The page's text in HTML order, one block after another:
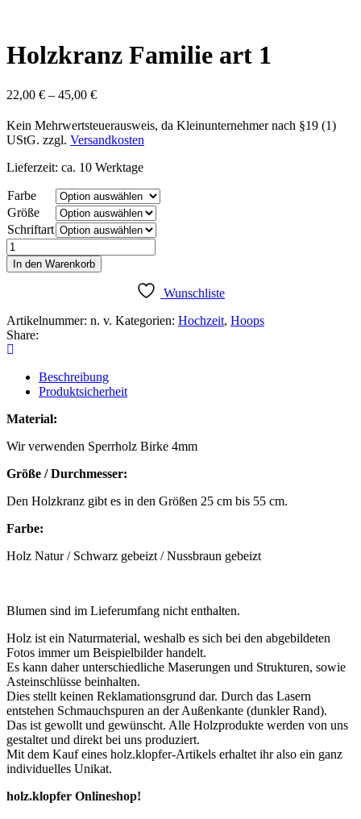
Holzkranz Familie art 1
22,00 € – 45,00 €
Kein Mehrwertsteuerausweis, da Kleinunternehmer nach §19 (1)
UStG. zzgl. Versandkosten
Lieferzeit: ca. 10 Werktage
Farbe
Größe
Schriftart
Holzkranz
Familie
art
In den Warenkorb
Wunschliste
Artikelnummer: n. v. Kategorien: Hochzeit, Hoops
Share:
Beschreibung
Produktsicherheit
Material:
Wir verwenden Sperrholz Birke 4mm
Größe / Durchmesser:
Den Holzkranz gibt es in den Größen 25 cm bis 55 cm.
Farbe:
Holz Natur / Schwarz gebeizt / Nussbraun gebeizt
Blumen sind im Lieferumfang nicht enthalten.
Holz ist ein Naturmaterial, weshalb es sich bei den abgebildeten
Fotos immer um Beispielbilder handelt.
Es kann daher unterschiedliche Maserungen und Strukturen, sowie
Asteinschlüsse beinhalten.
Dies stellt keinen Reklamationsgrund dar. Durch das Lasern
entstehen Schmauchspuren an der Außenkante (dunkler Rand).
Das ist gewollt und gewünscht. Alle Holzprodukte werden von uns
gestaltet und direkt bei uns produziert.
Mit dem Kauf eines holz.klopfer-Artikels erhaltet ihr also ein ganz
individuelles Unikat.
holz.klopfer Onlineshop!